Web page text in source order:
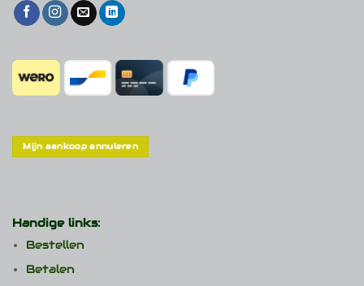
Mijn aankoop annuleren
Handige links:
Bestellen
Betalen